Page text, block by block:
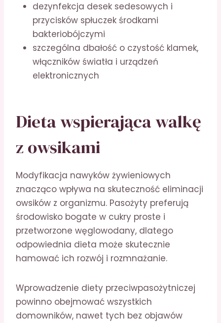
dezynfekcja desek sedesowych i
przycisków spłuczek środkami
bakteriobójczymi
szczególna dbałość o czystość klamek,
włączników światła i urządzeń
elektronicznych
Dieta wspierająca walkę
z owsikami
Modyfikacja nawyków żywieniowych
znacząco wpływa na skuteczność eliminacji
owsików z organizmu. Pasożyty preferują
środowisko bogate w cukry proste i
przetworzone węglowodany, dlatego
odpowiednia dieta może skutecznie
hamować ich rozwój i rozmnażanie.
Wprowadzenie diety przeciwpasożytniczej
powinno obejmować wszystkich
domowników, nawet tych bez objawów